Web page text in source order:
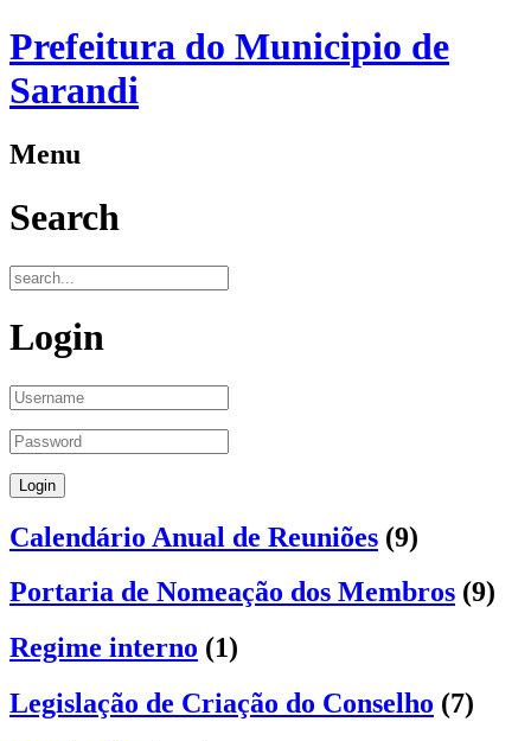
Prefeitura do Municipio de
Sarandi
Menu
Search
Login
Calendário Anual de Reuniões (9)
Portaria de Nomeação dos Membros (9)
Regime interno (1)
Legislação de Criação do Conselho (7)